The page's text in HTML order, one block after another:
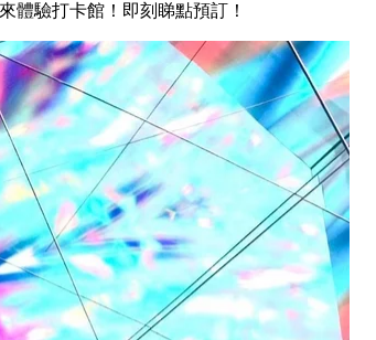
體驗打卡館！即刻睇點預訂！